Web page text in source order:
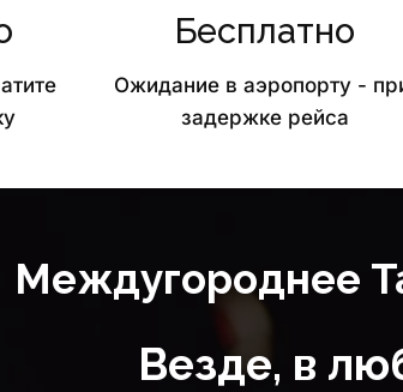
Бесплатно
Ожидание в аэропорту -
задержке рейса
Междугороднее
Везде, в